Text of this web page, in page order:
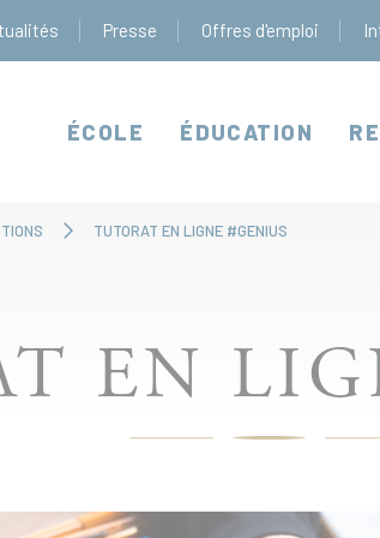
Presse Offres d'emploi
ÉCOLE ÉDUCATION
TUTORAT EN LIGNE #GENIUS
EN